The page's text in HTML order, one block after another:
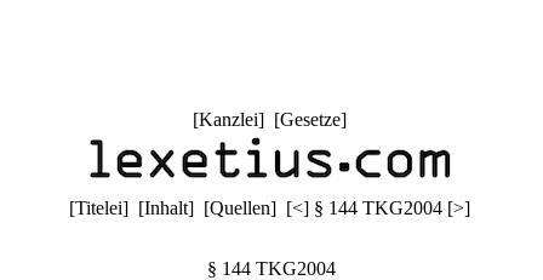
[Kanzlei] [Gesetze]
[Titelei] [Inhalt] [Quellen] [<] § 144 TKG2004 [>]
§ 144 TKG2004